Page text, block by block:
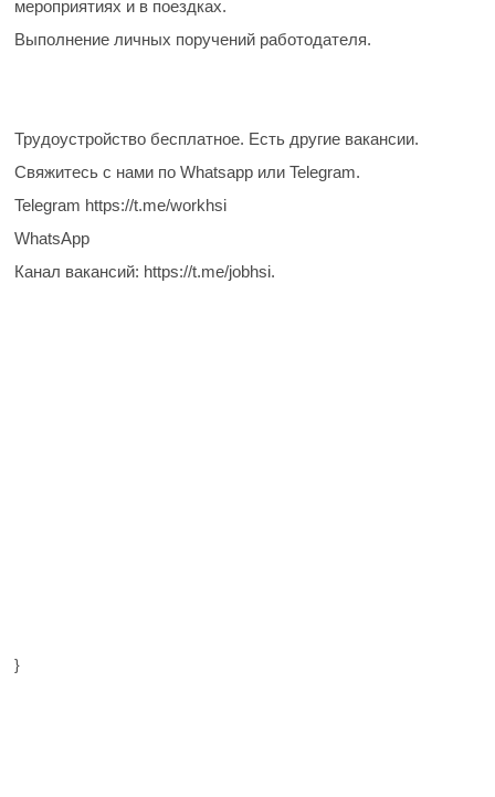
мероприятиях и в поездках.
Выполнение личных поручений работодателя.
Трудоустройство бесплатное. Есть другие вакансии.
Свяжитесь с нами по Whatsapp или Telegram.
Telegram https://t.me/workhsi
WhatsApp
Канал вакансий: https://t.me/jobhsi.
}